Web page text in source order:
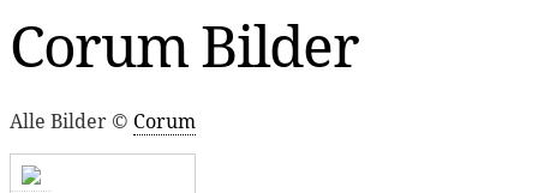
Corum Bilder
Alle Bilder © Corum